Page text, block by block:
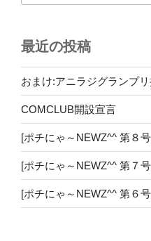
最近の投稿
おまけ:アニラジグランプ
COMCLUB開設宣言
[ポチにゃ～NEWZ^^ 第８
[ポチにゃ～NEWZ^^ 第７
[ポチにゃ～NEWZ^^ 第６